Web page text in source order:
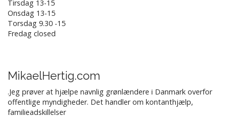
Tirsdag 13-15
Onsdag 13-15
Torsdag 9.30 -15
Fredag closed
MikaelHertig.com
.Jeg prøver at hjælpe navnlig grønlændere i Danmark overfor
offentlige myndigheder. Det handler om kontanthjælp,
familieadskillelser